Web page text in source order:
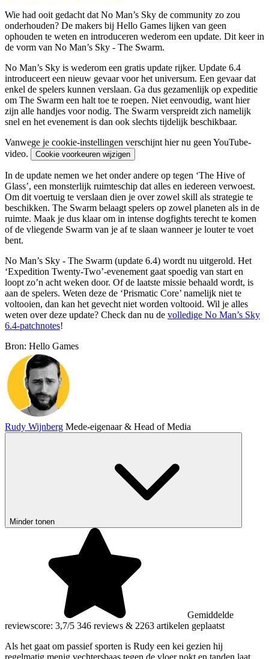
Wie had ooit gedacht dat No Man’s Sky de community zo zou
onderhouden? De makers bij Hello Games lijken van geen
ophouden te weten en introduceren wederom een update. Dit keer in
de vorm van No Man’s Sky - The Swarm.
No Man’s Sky is wederom een gratis update rijker. Update 6.4
introduceert een nieuw gevaar voor het universum. Een gevaar dat
enkel de spelers kunnen verslaan. Ga dus gezamenlijk op expeditie
om The Swarm een halt toe te roepen. Niet eenvoudig, want hier
zijn alle handjes voor nodig. The Swarm verspreidt zich namelijk
snel en het evenement is dan ook slechts tijdelijk beschikbaar.
Vanwege je cookie-instellingen verschijnt hier nu geen YouTube-
video.
Cookie voorkeuren wijzigen
In de update nemen we het onder andere op tegen ‘The Hive of
Glass’, een monsterlijk ruimteschip dat alles en iedereen verwoest.
Om dit voertuig te verslaan dien je over zowel skill als strategie te
beschikken. The Swarm belaagt spelers op zowel planeten als in de
ruimte. Maak je dus klaar om in intense dogfights terecht te komen
of de vliegende Swarm van je af te slaan wanneer je louter te voet
bent.
No Man’s Sky - The Swarm (update 6.4) wordt nu uitgerold. Het
‘Expedition Twenty-Two’-evenement gaat spoedig van start en
loopt zo’n acht weken door. Of de laatste missie behaald wordt, is
aan de spelers. Weten deze de ‘Prismatic Core’ namelijk niet te
voltooien, dan kan het gevecht niet worden voltooid. Wil je alles
weten over deze update? Check dan nu de volledige No Man’s Sky
6.4-patchnotes!
Bron: Hello Games
Rudy Wijnberg Mede-eigenaar & Head of Media
Minder tonen
Gemiddelde
reviewscore: 3,7/5 346 reviews & 2263 artikelen geplaatst
Als het gaat om passief sporten is Rudy een kei gezien hij
regelmatig menig vechtersbaas tegen de vloer nokt en tanden laat